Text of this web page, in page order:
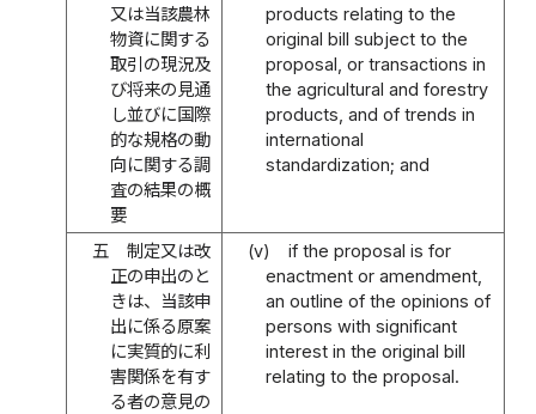
又は当該農林
物資に関する
取引の現況及
び将来の見通
し並びに国際
的な規格の動
向に関する調
査の結果の概
要
products relating to the
original bill subject to the
proposal, or transactions in
the agricultural and forestry
products, and of trends in
international
standardization; and
五
制定又は改
正の申出のと
きは、当該申
出に係る原案
に実質的に利
害関係を有す
る者の意見の
(v)
if the proposal is for
enactment or amendment,
an outline of the opinions of
persons with significant
interest in the original bill
relating to the proposal.